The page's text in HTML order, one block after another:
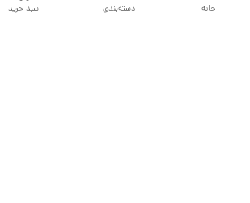
سبد خرید دسته‌بندی خانه